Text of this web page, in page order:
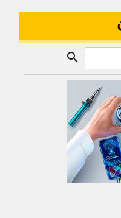
search